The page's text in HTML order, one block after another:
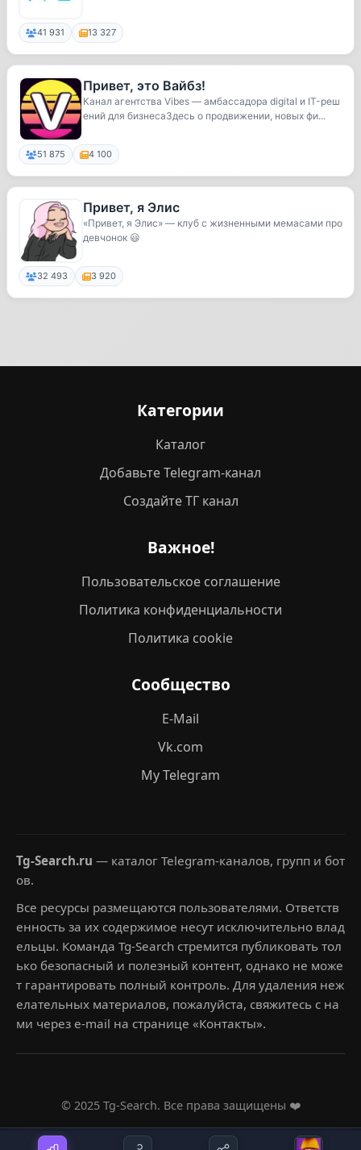
41 931 13 327
Привет, это Вайбз!
Канал агентства Vibes — амбассадора digital и IT-реш
ений для бизнесаЗдесь о продвижении, новых фи...
51 875 4 100
Привет, я Элис
«Привет, я Элис» — клуб с жизненными мемасами про
девчонок 😃
32 493 3 920
Категории
Каталог
Добавьте Telegram-канал
Создайте ТГ канал
Важное!
Пользовательское соглашение
Политика конфиденциальности
Политика cookie
Сообщество
E-Mail
Vk.com
My Telegram
Tg-Search.ru — каталог Telegram-каналов, групп и бот
ов.
Все ресурсы размещаются пользователями. Ответств
енность за их содержимое несут исключительно влад
ельцы. Команда Tg-Search стремится публиковать тол
ько безопасный и полезный контент, однако не може
т гарантировать полный контроль. Для удаления неж
елательных материалов, пожалуйста, свяжитесь с на
ми через e-mail на странице «Контакты».
© 2025 Tg-Search. Все права защищены ❤️